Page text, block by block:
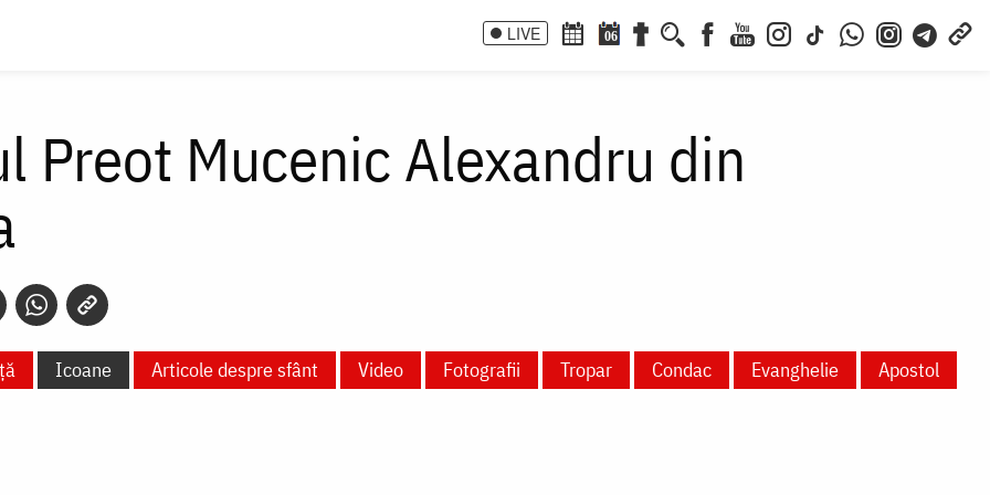
LIVE 06
Preot Mucenic Alexandru din
Icoane Articole despre sfânt Video Fotografii Tropar Condac Evanghelie Apostol